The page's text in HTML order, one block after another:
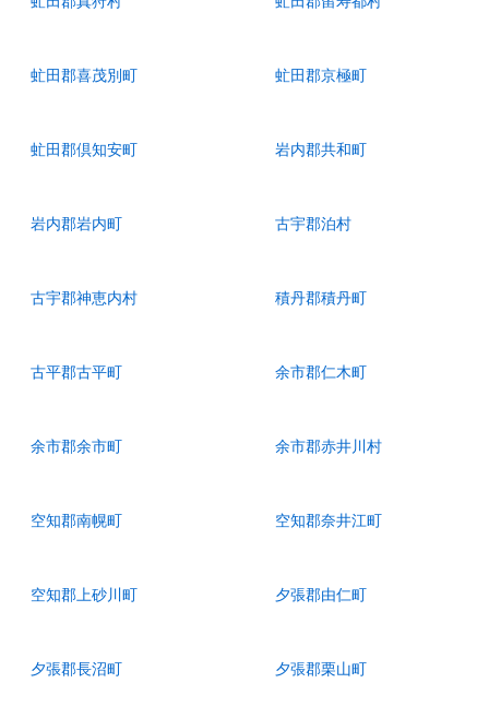
虻田郡喜茂別町 虻田郡京極町
虻田郡倶知安町 岩内郡共和町
岩内郡岩内町 古宇郡泊村
古宇郡神恵内村 積丹郡積丹町
古平郡古平町 余市郡仁木町
余市郡余市町 余市郡赤井川村
空知郡南幌町 空知郡奈井江町
空知郡上砂川町 夕張郡由仁町
夕張郡長沼町 夕張郡栗山町